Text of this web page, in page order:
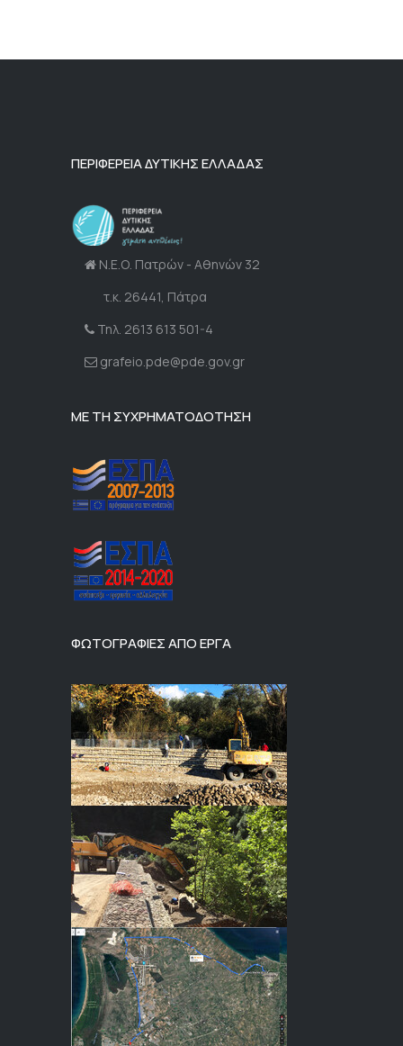
ΠΕΡΙΦΕΡΕΙΑ ΔΥΤΙΚΗΣ ΕΛΛΑΔΑΣ
Ν.Ε.Ο. Πατρών - Αθηνών 32
τ.κ. 26441, Πάτρα
Τηλ. 2613 613 501-4
grafeio.pde@pde.gov.gr
ΜΕ ΤΗ ΣΥΧΡΗΜΑΤΟΔΟΤΗΣΗ
ΦΩΤΟΓΡΑΦΙΕΣ ΑΠΟ ΕΡΓΑ